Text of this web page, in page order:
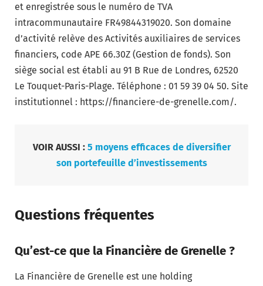
et enregistrée sous le numéro de TVA
intracommunautaire FR49844319020. Son domaine
d’activité relève des Activités auxiliaires de services
financiers, code APE 66.30Z (Gestion de fonds). Son
siège social est établi au 91 B Rue de Londres, 62520
Le Touquet-Paris-Plage. Téléphone : 01 59 39 04 50. Site
institutionnel : https://financiere-de-grenelle.com/.
VOIR AUSSI : 5 moyens efficaces de diversifier
son portefeuille d’investissements
Questions fréquentes
Qu’est-ce que la Financière de Grenelle ?
La Financière de Grenelle est une holding